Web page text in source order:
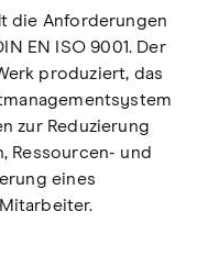
die Anforderungen
EN ISO 9001. Der
produziert, das
zur Reduzierung
Ressourcen- und
eines